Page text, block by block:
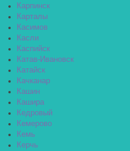
Карпинск
Карталы
Касимов
Касли
Каспийск
Катав-Ивановск
Катайск
Качканар
Кашин
Кашира
Кедровый
Кемерово
Кемь
Керчь